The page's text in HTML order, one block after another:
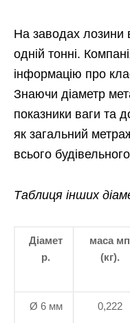
На заводах лозини
одній тонні.
інформацію про
Знаючи діаметр
показники ваги та
як загальний
всього
Таблиця інших
Діамет
р.
маса мп
(кг).
Ø 6 мм 0,222